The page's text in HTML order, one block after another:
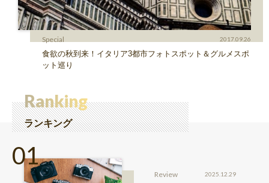
Special 2017.09.26
食欲の秋到来！イタリア3都市フォトスポット＆グルメスポ
ット巡り
Ranking
ランキング
Review 2025.12.29